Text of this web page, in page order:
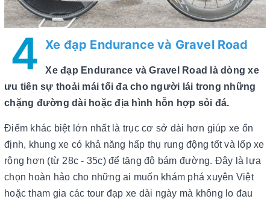
4 Xe đạp Endurance và Gravel Road
Xe đạp Endurance và Gravel Road là dòng xe
ưu tiên sự thoải mái tối đa cho người lái trong những
chặng đường dài hoặc địa hình hỗn hợp sỏi đá.
Điểm khác biệt lớn nhất là trục cơ sở dài hơn giúp xe ổn
định, khung xe có khả năng hấp thụ rung động tốt và lốp xe
rộng hơn (từ 28c - 35c) để tăng độ bám đường. Đây là lựa
chọn hoàn hảo cho những ai muốn khám phá xuyên Việt
hoặc tham gia các tour đạp xe dài ngày mà không lo đau